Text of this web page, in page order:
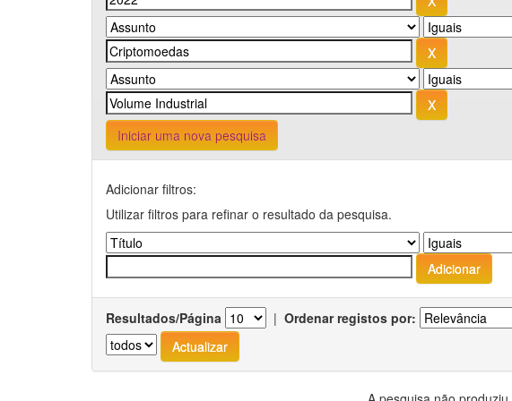
Iniciar uma nova pesquisa
Adicionar filtros:
Utilizar filtros para refinar o resultado da pesquisa.
Resultados/Página | Ordenar registos por: